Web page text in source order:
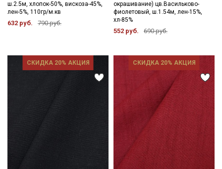
ш.2.5м, хлопок-50%, вискоза-45%,
лен-5%, 110гр/м.кв
632 руб. 790 руб.
окрашивание) цв.Васильково-
фиолетовый, ш.1.54м, лен-15%,
хл-85%
552 руб. 690 руб.
СКИДКА 20% АКЦИЯ СКИДКА 20% АКЦИЯ